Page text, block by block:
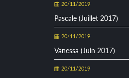
20/11/2019
Pascale (Juillet 2017)
20/11/2019
Vanessa (Juin 2017)
20/11/2019